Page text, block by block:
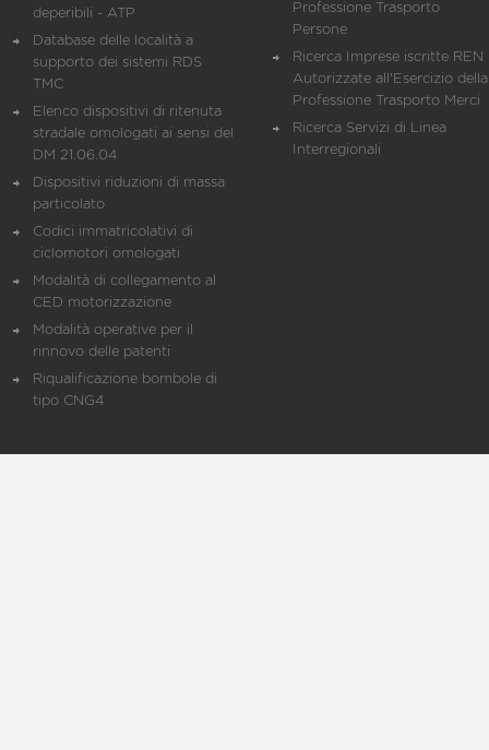
deperibili - ATP
Database delle località a
supporto dei sistemi RDS
TMC
Elenco dispositivi di ritenuta
stradale omologati ai sensi del
DM 21.06.04
Dispositivi riduzioni di massa
particolato
Codici immatricolativi di
ciclomotori omologati
Modalità di collegamento al
CED motorizzazione
Modalità operative per il
rinnovo delle patenti
Riqualificazione bombole di
tipo CNG4
Professione Trasporto
Persone
Ricerca Imprese iscritte REN
Autorizzate all'Esercizio della
Professione Trasporto Merci
Ricerca Servizi di Linea
Interregionali